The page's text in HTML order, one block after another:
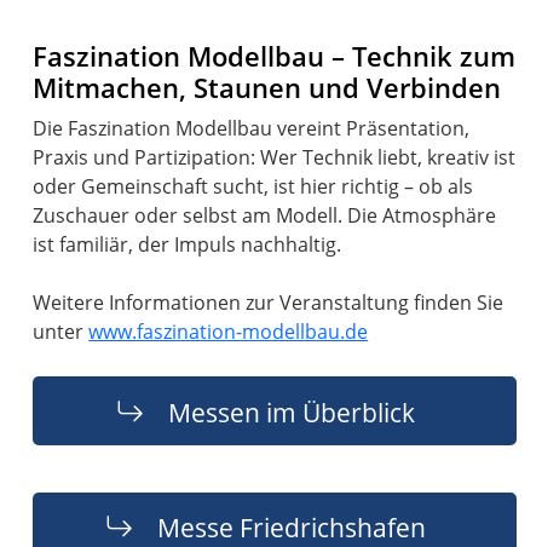
Faszination Modellbau – Technik zum
Mitmachen, Staunen und Verbinden
Die Faszination Modellbau vereint Präsentation,
Praxis und Partizipation: Wer Technik liebt, kreativ ist
oder Gemeinschaft sucht, ist hier richtig – ob als
Zuschauer oder selbst am Modell. Die Atmosphäre
ist familiär, der Impuls nachhaltig.
Weitere Informationen zur Veranstaltung finden Sie
unterwww.faszination-modellbau.de
Messen im Überblick
Messe Friedrichshafen